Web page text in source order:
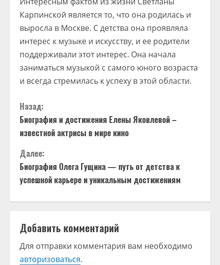
Карпинской является то, что она родилась и
выросла в Москве. С детства она проявляла
интерес к музыке и искусству, и ее родители
поддерживали этот интерес. Она начала
заниматься музыкой с самого юного возраста
и всегда стремилась к успеху в этой области.
П
р
о
д
о
ж
и
Назад:
Биография и достижения Елены Яковлевой –
известной актрисы в мире кино
Далее:
Биография Олега Гущина — путь от детства к
успешной карьере и уникальным достижениям
Добавить комментарий
Для отправки комментария вам необходимо
авторизоваться.